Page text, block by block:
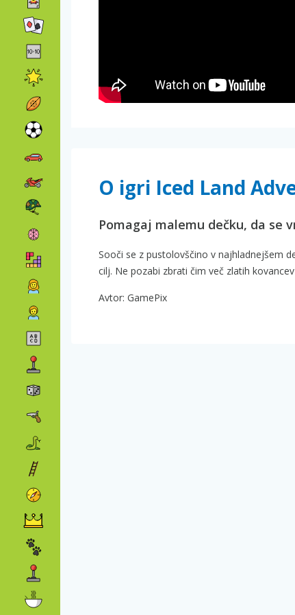
O igri Iced Land
Pomagaj malemu dečku, da se
Sooči se z pustolovščino v najhladnejšem
cilj. Ne pozabi zbrati čim več zlatih
Avtor: GamePix